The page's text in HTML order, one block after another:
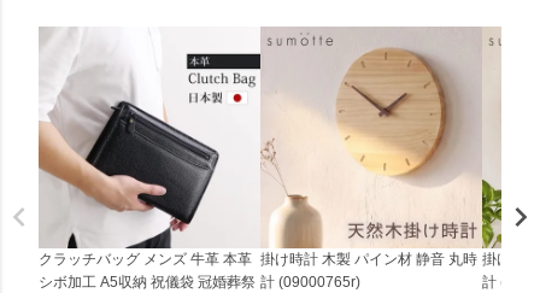
クラッチバッグ メンズ 牛革 本革
シボ加工 A5収納 祝儀袋 冠婚葬祭
掛け時計 木製 パイン材 静音 丸時
計 (09000765r)
掛け時
計